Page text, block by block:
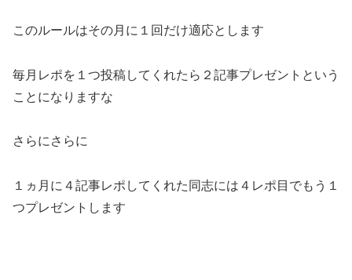
このルールはその月に１回だけ適応とします
毎月レポを１つ投稿してくれたら２記事プレゼントという
ことになりますな
さらにさらに
１ヵ月に４記事レポしてくれた同志には４レポ目でもう１
つプレゼントします